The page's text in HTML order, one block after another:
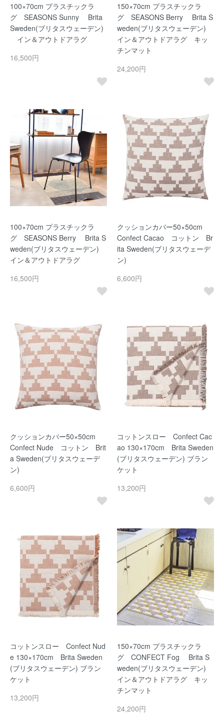
100×70cm プラスチックラ
グ SEASONS Sunny Brita
Sweden(ブリタスウェーデン)
イン＆アウトドアラグ
16,500円
150×70cm プラスチックラ
グ SEASONS Berry Brita S
weden(ブリタスウェーデン)
イン＆アウトドアラグ キッ
チンマット
24,200円
100×70cm プラスチックラ
グ SEASONS Berry Brita S
weden(ブリタスウェーデン)
イン＆アウトドアラグ
16,500円
クッションカバー50×50cm
Confect Cacao コットン Br
ita Sweden(ブリタスウェーデ
ン)
6,600円
クッションカバー50×50cm
Confect Nude コットン Brit
a Sweden(ブリタスウェーデ
ン)
6,600円
コットンスロー Confect Cac
ao 130×170cm Brita Sweden
(ブリタスウェーデン) ブラン
ケット
13,200円
コットンスロー Confect Nud
e 130×170cm Brita Sweden
(ブリタスウェーデン) ブラン
ケット
13,200円
150×70cm プラスチックラ
グ CONFECT Fog Brita S
weden(ブリタスウェーデン)
イン＆アウトドアラグ キッ
チンマット
24,200円